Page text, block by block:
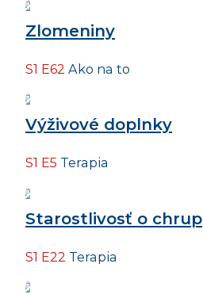
Zlomeniny
S1 E62 Ako na to
Výživové doplnky
S1 E5 Terapia
Starostlivosť o chrup
S1 E22 Terapia